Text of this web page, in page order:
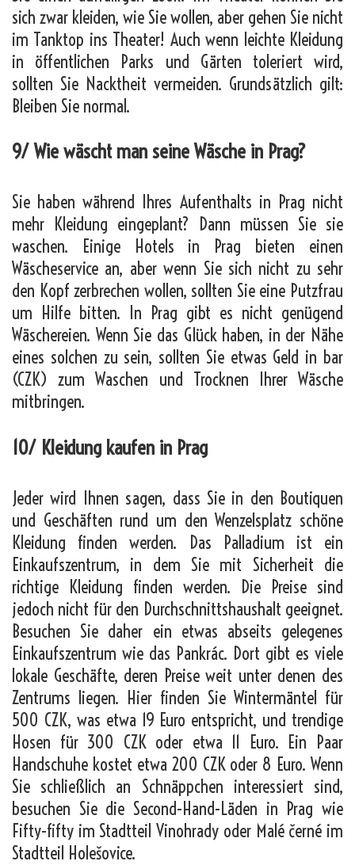
sich zwar kleiden, wie Sie wollen, aber gehen Sie nicht
im Tanktop ins Theater! Auch wenn leichte Kleidung
in öffentlichen Parks und Gärten toleriert wird,
sollten Sie Nacktheit vermeiden. Grundsätzlich gilt:
Bleiben Sie normal.
9/ Wie wäscht man seine Wäsche in Prag?
Sie haben während Ihres Aufenthalts in Prag nicht
mehr Kleidung eingeplant? Dann müssen Sie sie
waschen. Einige Hotels in Prag bieten einen
Wäscheservice an, aber wenn Sie sich nicht zu sehr
den Kopf zerbrechen wollen, sollten Sie eine Putzfrau
um Hilfe bitten. In Prag gibt es nicht genügend
Wäschereien. Wenn Sie das Glück haben, in der Nähe
eines solchen zu sein, sollten Sie etwas Geld in bar
(CZK) zum Waschen und Trocknen Ihrer Wäsche
mitbringen.
10/ Kleidung kaufen in Prag
Jeder wird Ihnen sagen, dass Sie in den Boutiquen
und Geschäften rund um den Wenzelsplatz schöne
Kleidung finden werden. Das Palladium ist ein
Einkaufszentrum, in dem Sie mit Sicherheit die
richtige Kleidung finden werden. Die Preise sind
jedoch nicht für den Durchschnittshaushalt geeignet.
Besuchen Sie daher ein etwas abseits gelegenes
Einkaufszentrum wie das Pankrác. Dort gibt es viele
lokale Geschäfte, deren Preise weit unter denen des
Zentrums liegen. Hier finden Sie Wintermäntel für
500 CZK, was etwa 19 Euro entspricht, und trendige
Hosen für 300 CZK oder etwa 11 Euro. Ein Paar
Handschuhe kostet etwa 200 CZK oder 8 Euro. Wenn
Sie schließlich an Schnäppchen interessiert sind,
besuchen Sie die Second-Hand-Läden in Prag wie
Fifty-fifty im Stadtteil Vinohrady oder Malé černé im
Stadtteil Holešovice.